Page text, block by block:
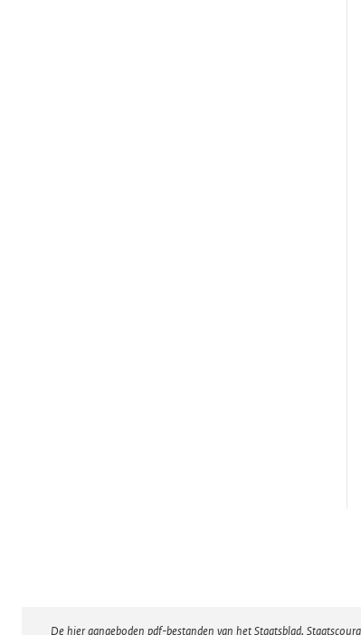
De hier aangeboden pdf-bestanden van het Staatsblad,